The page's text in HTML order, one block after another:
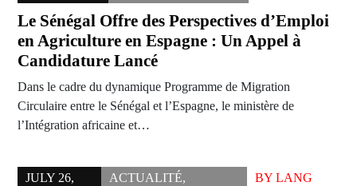
Le Sénégal Offre des Perspectives d’Emploi
en Agriculture en Espagne : Un Appel à
Candidature Lancé
Dans le cadre du dynamique Programme de Migration
Circulaire entre le Sénégal et l’Espagne, le ministère de
l’Intégration africaine et…
JULY 26,
ACTUALITÉ,
BYLANG